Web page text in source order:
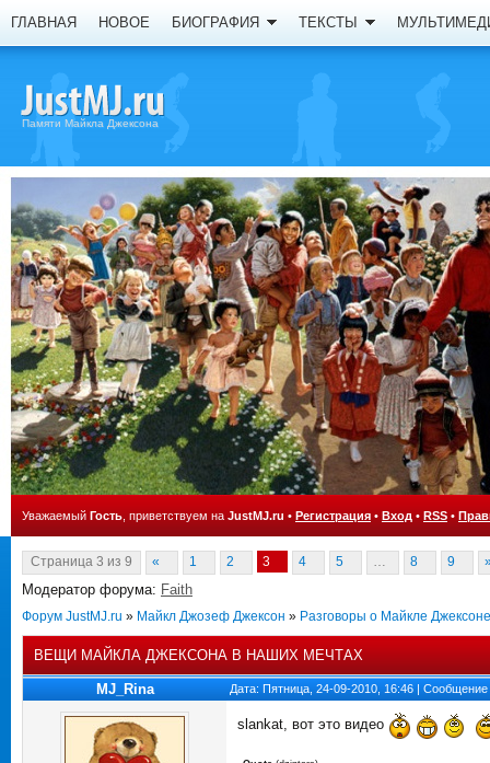
ГЛАВНАЯ НОВОЕ БИОГРАФИЯ ТЕКСТЫ
Памяти Майкла Джексона
Уважаемый Гость , приветствуем на JustMJ.ru • Регистрация • Вход • RSS •
Страница 3 из 9 « 1 2 3 4 5 … 8 9
Модератор форума: Faith
Форум JustMJ.ru » Майкл Джозеф Джексон » Разговоры о Майкле Джексоне
ВЕЩИ МАЙКЛА ДЖЕКСОНА В НАШИХ МЕЧТАХ
MJ_Rina Дата: Пятница, 24-09-2010, 16:46 |
slankat, вот это видео